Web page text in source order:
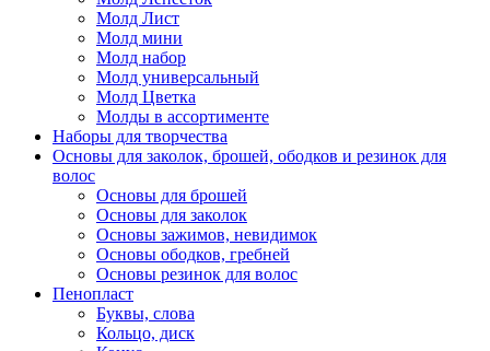
Молд Лист
Молд мини
Молд набор
Молд универсальный
Молд Цветка
Молды в ассортименте
Наборы для творчества
Основы для заколок, брошей, ободков и резинок для
волос
Основы для брошей
Основы для заколок
Основы зажимов, невидимок
Основы ободков, гребней
Основы резинок для волос
Пенопласт
Буквы, слова
Кольцо, диск